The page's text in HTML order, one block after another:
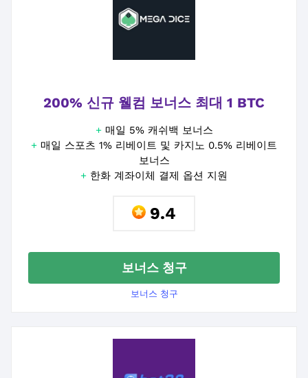
200% 신규 웰컴 보너스 최대 1 BTC
+ 매일 5% 캐쉬백 보너스
+ 매일 스포츠 1% 리베이트 및 카지노 0.5% 리베이트
보너스
+ 한화 계좌이체 결제 옵션 지원
9.4
보너스 청구
보너스 청구